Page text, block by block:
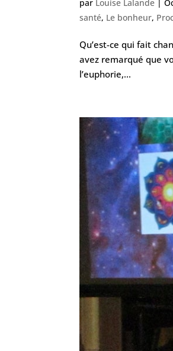
par Louise Lalande |
santé, Le bonheur,
Qu’est-ce qui fait
avez remarqué que
l’euphorie,...